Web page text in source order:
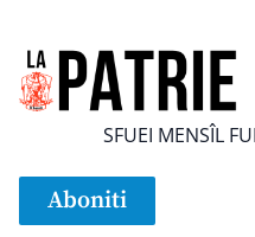
SFUEI MENSÎL
Aboniti